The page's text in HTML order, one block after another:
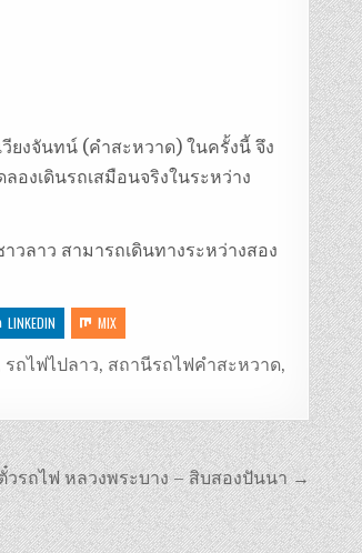
ยงจันทน์ (คำสะหวาด) ในครั้งนี้ จึง
งเดินรถเสมือนจริงในระหว่าง
วลาว สามารถเดินทางระหว่างสอง
LINKEDIN MIX
รถไฟไปลาว, สถานีรถไฟคำสะหวาด,
วรถไฟ หลวงพระบาง – สิบสองปันนา →